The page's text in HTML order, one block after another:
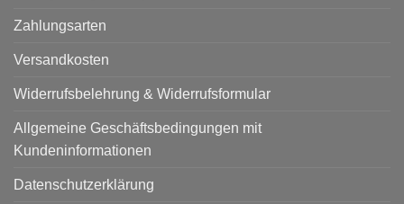
Zahlungsarten
Versandkosten
Widerrufsbelehrung & Widerrufsformular
Allgemeine Geschäftsbedingungen mit
Kundeninformationen
Datenschutzerklärung